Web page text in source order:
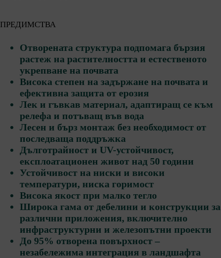
ПРЕДИМСТВА
Отворената структура подпомага бързия
растеж на растителността и естественото
укрепване на почвата
Висока степен на задържане на почвата и
ефективна защита от ерозия
Лек и гъвкав материал, адаптиращ се към
релефа и потъващ във вода
Лесен и бърз монтаж без необходимост от
последваща поддръжка
Дълготрайност и UV-устойчивост,
експлоатационен живот над 50 години
Устойчивост на ниски и високи
температури, ниска горимост
Висока якост при малко тегло
Широка гама от дебелини и конструкции за
различни приложения, включително
инфраструктурни и железопътни проекти
До 95% отворена повърхност –
незабележима интеграция в ландшафта